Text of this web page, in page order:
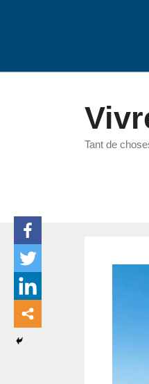
Tant de
mor